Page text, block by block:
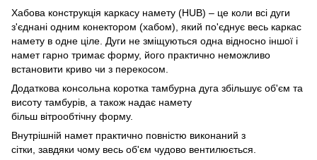
Хабова конструкція каркасу намету (HUB) – це коли всі дуги
з'єднані одним конектором (хабом), який по'єднує весь каркас
намету в одне ціле. Дуги не зміщуються одна відносно іншої і
намет гарно тримає форму, його практично неможливо
встановити криво чи з перекосом.
Додаткова консольна коротка тамбурна дуга збільшує об'єм та
висоту тамбурів, а також надає намету
більш вітрообтічну форму.
Внутрішній намет практично повністю виконаний з
сітки, завдяки чому весь об'єм чудово вентилюється.